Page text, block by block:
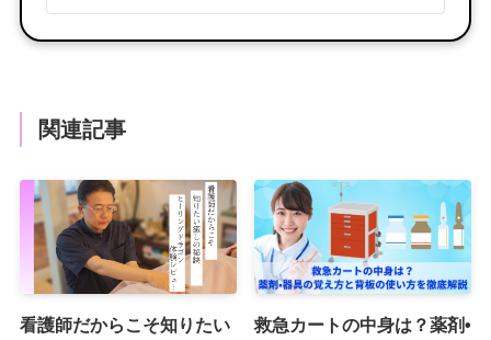
関連記事
看護師だからこそ知りたい
救急カートの中身は？薬剤•